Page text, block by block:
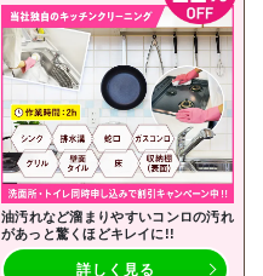
油汚れなど溜まりやすいコンロの汚れ
があっと驚くほどキレイに!!
詳しく見る